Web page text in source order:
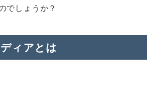
でしょうか？
ィアとは